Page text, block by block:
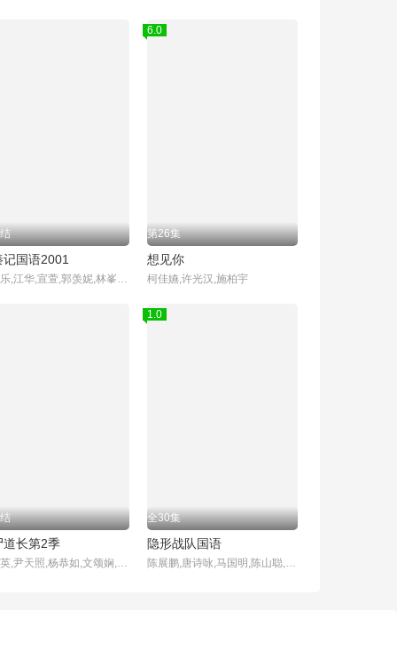
记国语2001
古天乐,江华,宣萱,郭羡妮,林峯,滕丽名,郑雪儿,雪梨,郭锋
6.0
第26集
想见你
柯佳嬿,许光汉,施柏宇
道长第2季
林正英,尹天照,杨恭如,文颂娴,林文龙
1.0
全30集
隐形战队国语
陈展鹏,唐诗咏,马国明,陈山聪,江美仪,刘颖镟,刘佩玥,张颕康,陈自瑶,欧瑞伟,邓永健,朱斐斐,胡诺言,郭子豪,伍乐怡,郑启泰,彭怀安,庄思明,董敬文,许家杰,吴家乐,杨证桦,容天佑,赵希洛,阮浩棕,李嘉晋,李尔晨,陈国峰,潘冠霖,利颖怡,古天祥,袁镇业,冯素波,邵卓尧